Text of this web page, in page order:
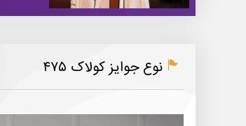
نوع جوایز کولاک ۴۷۵